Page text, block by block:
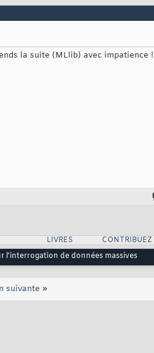
la suite (MLlib) avec impatience !
LIVRES
CONTRIBUEZ
l'interrogation de données massives
suivante »